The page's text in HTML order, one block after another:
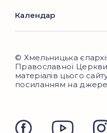
Календар
© Хмельницька
Православної
матеріалів цього
посиланням на